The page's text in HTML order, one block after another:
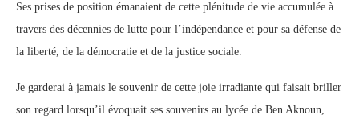
Ses prises de position émanaient de cette plénitude de vie accumulée à
travers des décennies de lutte pour l’indépendance et pour sa défense de
la liberté, de la démocratie et de la justice sociale.
Je garderai à jamais le souvenir de cette joie irradiante qui faisait briller
son regard lorsqu’il évoquait ses souvenirs au lycée de Ben Aknoun,